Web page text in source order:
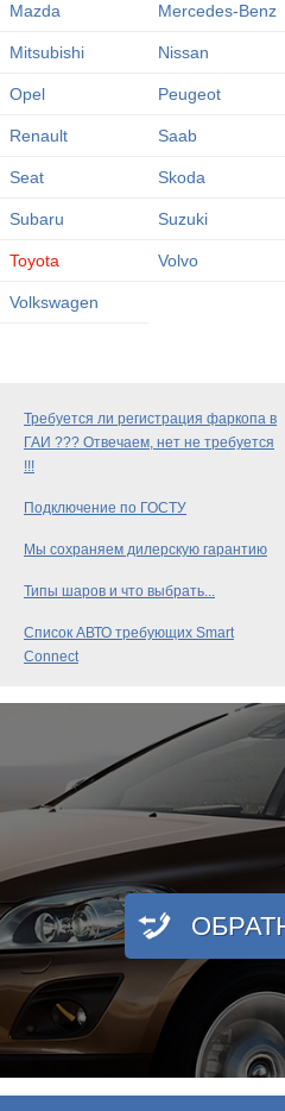
Mazda Mercedes-Benz
Mitsubishi Nissan
Opel Peugeot
Renault Saab
Seat Skoda
Subaru Suzuki
Toyota Volvo
Volkswagen
Требуется ли регистрация фаркопа в
ГАИ ??? Отвечаем, нет не требуется
!!!
Подключение по ГОСТУ
Мы сохраняем дилерскую гарантию
Типы шаров и что выбрать...
Список АВТО требующих Smart
Connect